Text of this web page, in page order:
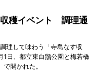
収穫イベント 調理通
理して味わう「寺島なす収
1日、都立東白鬚公園と梅若橋
開かれた。